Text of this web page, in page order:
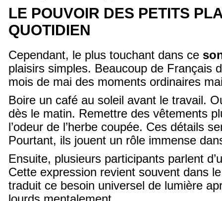
LE POUVOIR DES PETITS
QUOTIDIEN
Cependant, le plus touchant dans ce
plaisirs simples. Beaucoup de Français
mois de mai des moments ordinaires
Boire un café au soleil avant le travail.
dès le matin. Remettre des vêtements
l’odeur de l’herbe coupée. Ces détails
Pourtant, ils jouent un rôle immense
Ensuite, plusieurs participants parlent
Cette expression revient souvent dans
traduit ce besoin universel de lumière